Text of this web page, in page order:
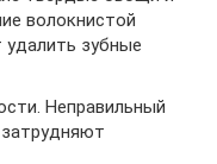
волокнистой
зубные
Неправильный
затрудняют